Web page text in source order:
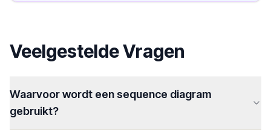
Veelgestelde Vragen
Waarvoor wordt een sequence diagram
gebruikt?